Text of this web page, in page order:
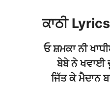
ਕਾਠੀ Lyrics
ਓ ਸ਼ਮਕਾ ਨੀ
ਬੇਬੇ ਨੇ ਖਵਾਈ
ਜਿੱਤ ਕੇ ਮੈਦਾਨ